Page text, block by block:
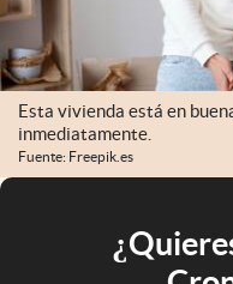
Esta vivienda está en
inmediatamente.
Fuente: Freepik.es